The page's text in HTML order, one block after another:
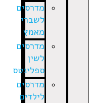
מדרסים
לשברי
מאמץ
מדרסים
לשין
ספלינטס
מדרסים
לילדים